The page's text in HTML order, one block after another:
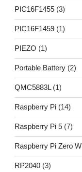
PIC16F1455 (3)
PIC16F1459 (1)
PIEZO (1)
Portable Battery (2)
QMC5883L(1)
Raspberry Pi (14)
Raspberry Pi 5 (7)
Raspberry Pi Zero W
RP2040 (3)